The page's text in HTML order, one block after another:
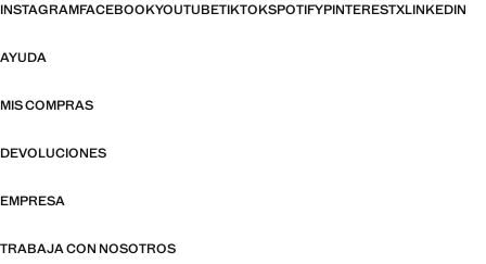
INSTAGRAMFACEBOOKYOUTUBETIKTOKSPOTIFYPINTERESTXLINKEDIN
AYUDA
MIS COMPRAS
DEVOLUCIONES
EMPRESA
TRABAJA CON NOSOTROS